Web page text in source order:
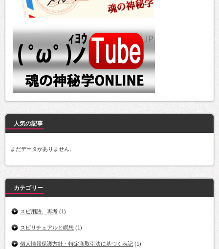
人気の記事
まだデータがありません。
カテゴリー
スピ用語、再考 (1)
スピリチュアルと瞑想 (1)
個人情報保護方針・特定商取引法に基づく表記 (1)